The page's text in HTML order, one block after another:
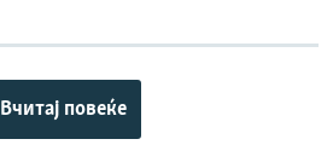
Вчитај повеќе